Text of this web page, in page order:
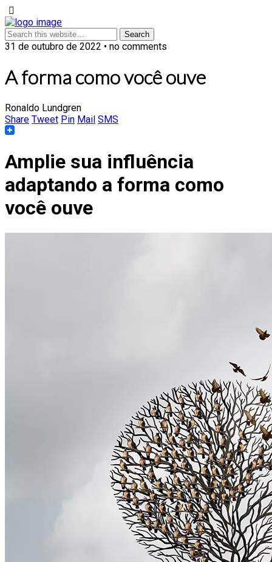
31 de outubro de 2022 • no comments
A forma como você ouve
Ronaldo Lundgren
Share Tweet Pin Mail SMS
Amplie sua influência
adaptando a forma como
você ouve